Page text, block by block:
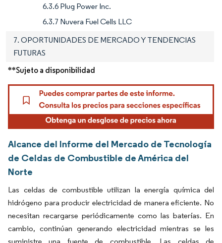
6.3.6 Plug Power Inc.
6.3.7 Nuvera Fuel Cells LLC
7. OPORTUNIDADES DE MERCADO Y TENDENCIAS
FUTURAS
**Sujeto a disponibilidad
Alcance del Informe del Mercado de Tecnología
de Celdas de Combustible de América del
Norte
Las celdas de combustible utilizan la energía química del
hidrógeno para producir electricidad de manera eficiente. No
necesitan recargarse periódicamente como las baterías. En
cambio, continúan generando electricidad mientras se les